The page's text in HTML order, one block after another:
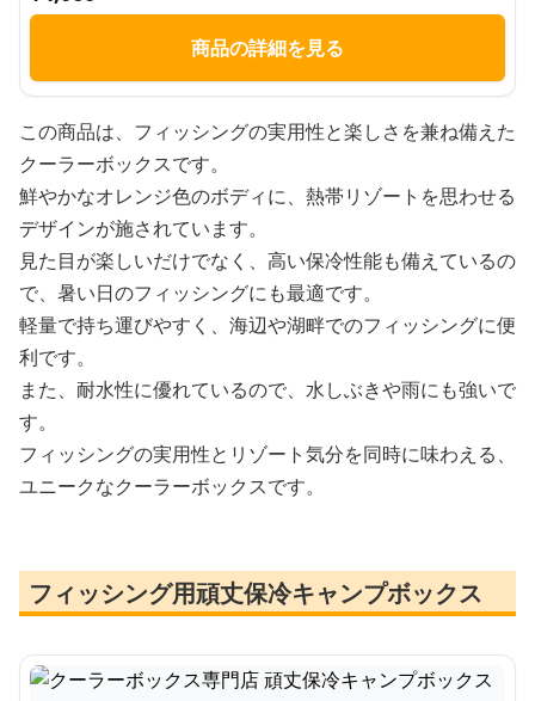
商品の詳細を見る
この商品は、フィッシングの実用性と楽しさを兼ね備えた
クーラーボックスです。
鮮やかなオレンジ色のボディに、熱帯リゾートを思わせる
デザインが施されています。
見た目が楽しいだけでなく、高い保冷性能も備えているの
で、暑い日のフィッシングにも最適です。
軽量で持ち運びやすく、海辺や湖畔でのフィッシングに便
利です。
また、耐水性に優れているので、水しぶきや雨にも強いで
す。
フィッシングの実用性とリゾート気分を同時に味わえる、
ユニークなクーラーボックスです。
フィッシング用頑丈保冷キャンプボックス